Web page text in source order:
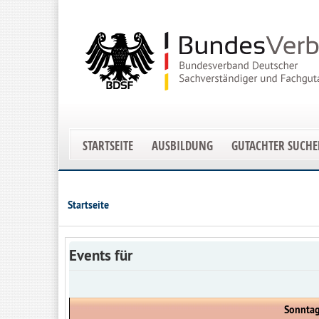
STARTSEITE AUSBILDUNG GUTACHTER
Startseite
Events für